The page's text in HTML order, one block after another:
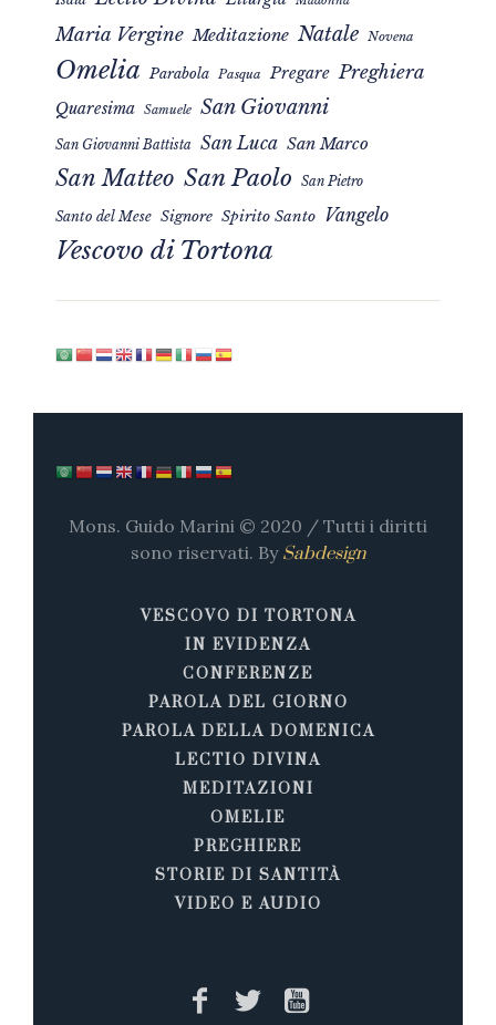
Maria Vergine Meditazione Natale Novena
Omelia Parabola Pasqua Pregare Preghiera
Quaresima Samuele San Giovanni
San Giovanni Battista San Luca San Marco
San Matteo San Paolo San Pietro
Santo del Mese Signore Spirito Santo Vangelo
Vescovo di Tortona
Mons. Guido Marini © 2020 / Tutti i diritti
sono riservati. By Sabdesign
VESCOVO DI TORTONA
IN EVIDENZA
CONFERENZE
PAROLA DEL GIORNO
PAROLA DELLA DOMENICA
LECTIO DIVINA
MEDITAZIONI
OMELIE
PREGHIERE
STORIE DI SANTITÀ
VIDEO E AUDIO